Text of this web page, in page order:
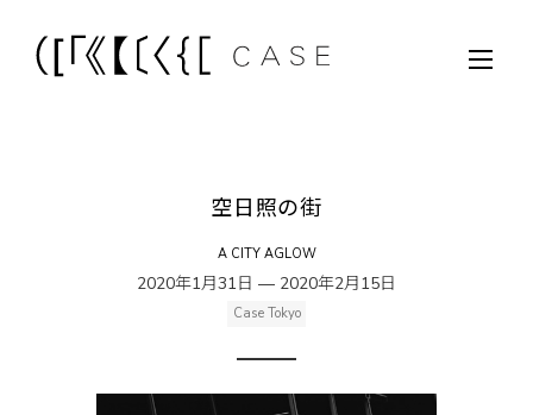
空日照の街
A CITY AGLOW
2020年1月31日 — 2020年2月15日
Case Tokyo